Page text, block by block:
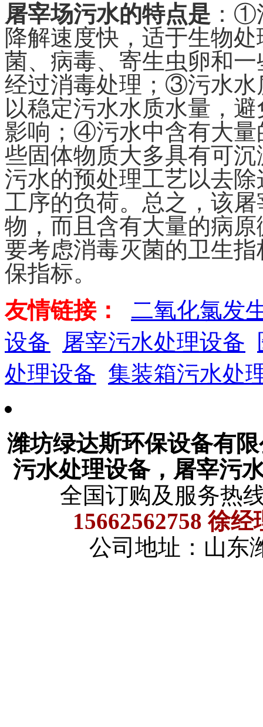
屠宰场污水的特点是 ：①
降解速度快，适于生物
菌、病毒、寄生虫卵和
经过消毒处理；③污水水
以稳定污水水质水量，
影响；④污水中含有大量
些固体物质大多具有可
污水的预处理工艺以去
工序的负荷。总之，该
物，而且含有大量的病
要考虑消毒灭菌的卫生
保指标。
友情链接：
二氧化氯发
设备
屠宰污水处理设备
处理设备 集装箱污水处
潍坊绿达斯环保设备有
污水处理设备，屠宰污
全国订购及服务热
15662562758 徐
公司地址：山东